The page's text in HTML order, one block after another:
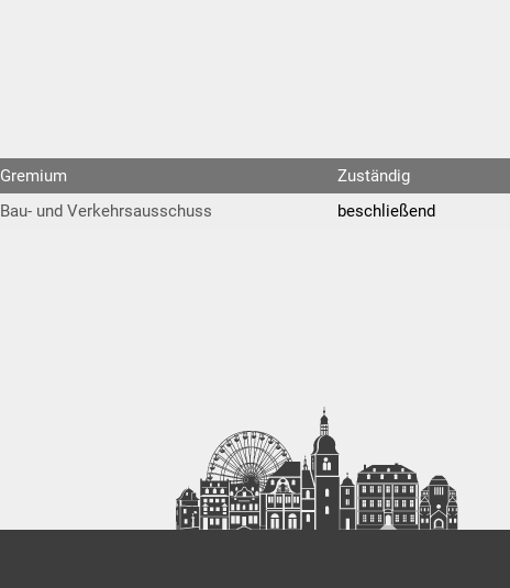
Gremium Zuständig
Bau- und Verkehrsausschuss beschließend